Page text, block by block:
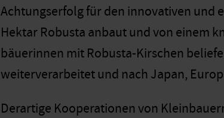
Achtungserfolg für den innovativen und
Hektar Robusta anbaut und von einem
bäuerinnen mit Robusta-Kirschen
weiterverarbeitet und nach Japan,
Derartige Kooperationen von